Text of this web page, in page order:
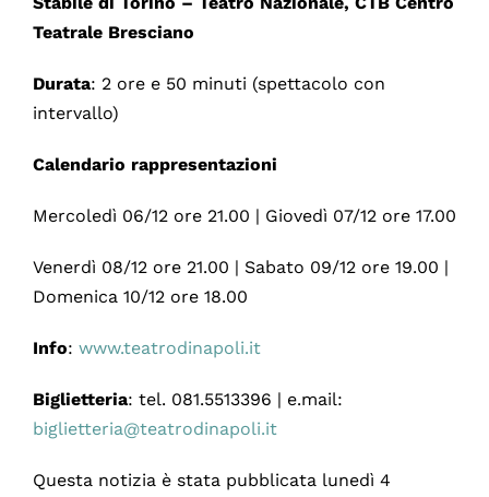
Teatrale Bresciano
Durata: 2 ore e 50 minuti (spettacolo con
intervallo)
Calendario rappresentazioni
Mercoledì 06/12 ore 21.00 | Giovedì 07/12 ore 17.00
Venerdì 08/12 ore 21.00 | Sabato 09/12 ore 19.00 |
Domenica 10/12 ore 18.00
Info: www.teatrodinapoli.it
Biglietteria: tel. 081.5513396 | e.mail:
biglietteria@teatrodinapoli.it
Questa notizia è stata pubblicata lunedì 4